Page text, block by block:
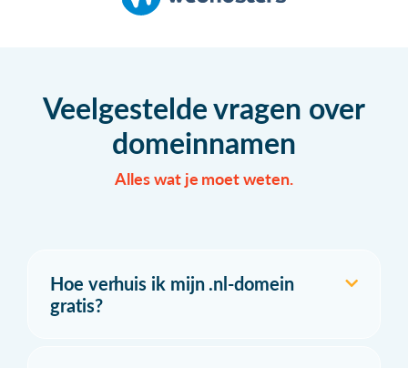
Veelgestelde vragen over
domeinnamen
Alles wat je moet weten.
Hoe verhuis ik mijn .nl-domein
gratis?